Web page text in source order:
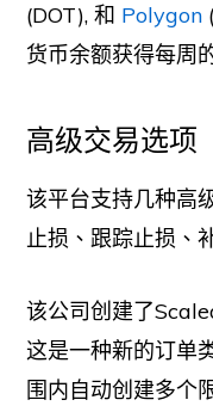
(DOT), 和 Polygon
货币余额获得每周
高级交易选项
该平台支持几种高
止损、跟踪止损、
该公司创建了
这是一种新的订单
围内自动创建多个